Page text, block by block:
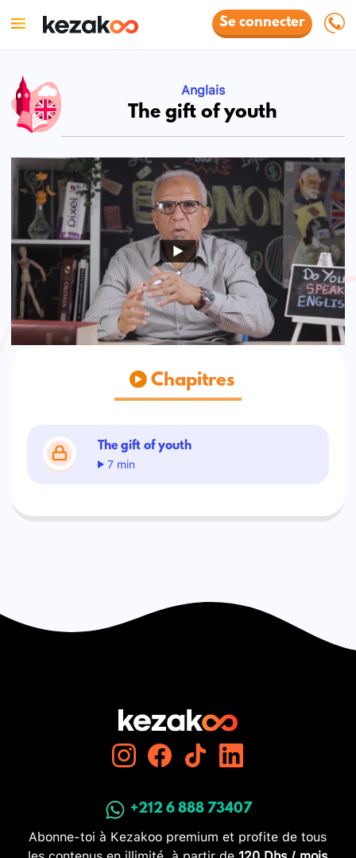
Se connecter
Anglais
The gift of youth
Chapitres
The gift of youth
7 min
+212 6 888 73407
Abonne-toi à Kezakoo premium et profite de tous